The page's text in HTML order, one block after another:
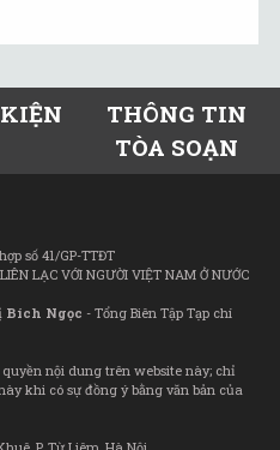
THÔNG TIN
TÒA SOẠN
số 41/GP-TTĐT
LẠC VỚI NGƯỜI VIỆT NAM Ở NƯỚC
Bích Ngọc - Tổng Biên Tập Tạp chí
nội dung trên website này; chỉ
khi có sự đồng ý bằng văn bản của